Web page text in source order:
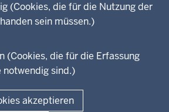
(Cookies, die für die Nutzung der
sein müssen.)
(Cookies, die für die Erfassung
notwendig sind.)
akzeptieren
Kreis Gütersloh
Kreis Höxter